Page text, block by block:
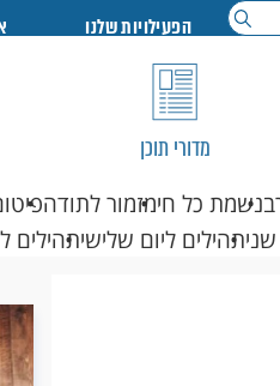
הפעילויות שלנו
מדורי תוכן
נשמת כל חימזמור לתודה
תהילים ליום שלישיתהילים